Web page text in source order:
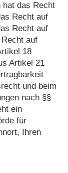
hat das Recht
Recht auf
Recht auf
auf
18
Artikel 21
und beim
nach §§
ein
für
Ihren